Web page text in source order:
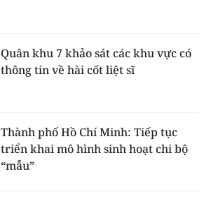
Quân khu 7 khảo sát các khu vực có
thông tin về hài cốt liệt sĩ
Thành phố Hồ Chí Minh: Tiếp tục
triển khai mô hình sinh hoạt chi bộ
“mẫu”